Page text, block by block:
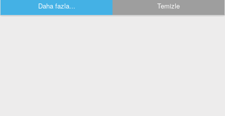
Daha fazla... Temizle